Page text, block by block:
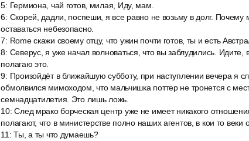
5: Гермиона, чай готов, милая, Иду, мам.
6: Скорей, дадли, поспеши, я все равно не возьму в долг.
оставаться небезопасно.
7: Rome скажи своему отцу, что ужин почти готов, ты и есть
8: Северус, я уже начал волноваться, что вы заблудились.
полагаю это.
9: Произойдёт в ближайшую субботу, при наступлении вечера
обмолвился мимоходом, что мальчишка поттер не тронется с
семнадцатилетия. Это лишь ложь.
10:След мрако борческая центр уже не имеет никакого
полагают, что в министерстве полно наших агентов, в кои то веки
11 :Ты, а ты что думаешь?